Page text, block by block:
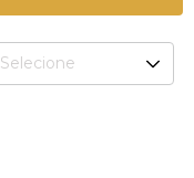
Selecione